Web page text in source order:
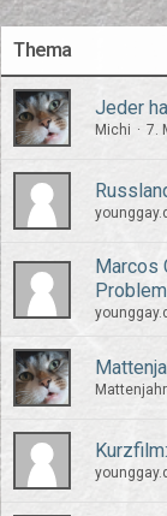
Thema
Jeder
Michi 7.
Marcos